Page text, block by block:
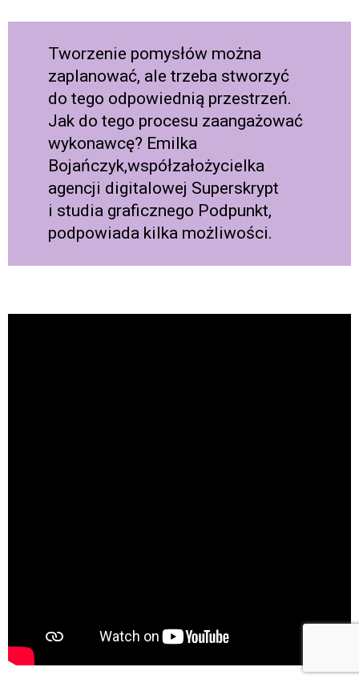
Tworzenie pomysłów można
zaplanować, ale trzeba stworzyć
do tego odpowiednią przestrzeń.
Jak do tego procesu zaangażować
wykonawcę? Emilka
Bojańczyk,współzałożycielka
agencji digitalowej Superskrypt
i studia graficznego Podpunkt,
podpowiada kilka możliwości.